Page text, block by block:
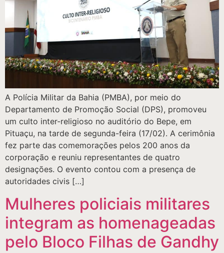
A Polícia Militar da Bahia (PMBA), por meio do
Departamento de Promoção Social (DPS), promoveu
um culto inter-religioso no auditório do Bepe, em
Pituaçu, na tarde de segunda-feira (17/02). A cerimônia
fez parte das comemorações pelos 200 anos da
corporação e reuniu representantes de quatro
designações. O evento contou com a presença de
autoridades civis […]
Mulheres policiais militares
integram as homenageadas
pelo Bloco Filhas de Gandhy